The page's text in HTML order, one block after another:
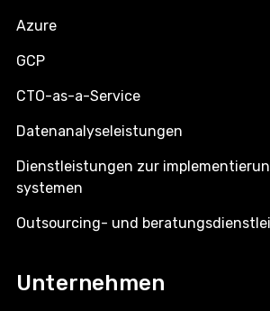
Azure
GCP
CTO-as-a-Service
Datenanalyseleistungen
Dienstleistungen zur
systemen
Outsourcing- und
Unternehmen